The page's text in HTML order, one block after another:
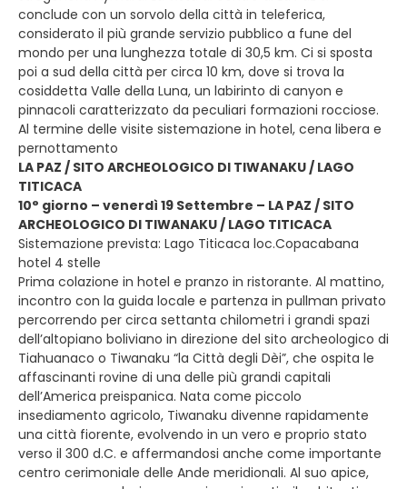
conclude con un sorvolo della città in teleferica,
considerato il più grande servizio pubblico a fune del
mondo per una lunghezza totale di 30,5 km. Ci si sposta
poi a sud della città per circa 10 km, dove si trova la
cosiddetta Valle della Luna, un labirinto di canyon e
pinnacoli caratterizzato da peculiari formazioni rocciose.
Al termine delle visite sistemazione in hotel, cena libera e
pernottamento
LA PAZ / SITO ARCHEOLOGICO DI TIWANAKU / LAGO
TITICACA
10° giorno – venerdì 19 Settembre – LA PAZ / SITO
ARCHEOLOGICO DI TIWANAKU / LAGO TITICACA
Sistemazione prevista: Lago Titicaca loc.Copacabana
hotel 4 stelle
Prima colazione in hotel e pranzo in ristorante. Al mattino,
incontro con la guida locale e partenza in pullman privato
percorrendo per circa settanta chilometri i grandi spazi
dell’altopiano boliviano in direzione del sito archeologico di
Tiahuanaco o Tiwanaku “la Città degli Dèi”, che ospita le
affascinanti rovine di una delle più grandi capitali
dell’America preispanica. Nata come piccolo
insediamento agricolo, Tiwanaku divenne rapidamente
una città fiorente, evolvendo in un vero e proprio stato
verso il 300 d.C. e affermandosi anche come importante
centro cerimoniale delle Ande meridionali. Al suo apice,